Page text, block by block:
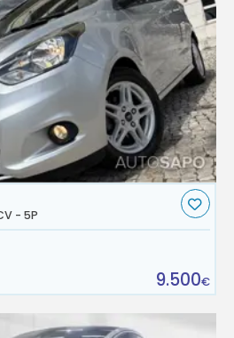
- 5P
9.500€